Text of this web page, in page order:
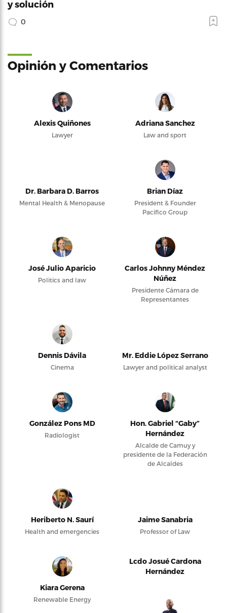
y solución
0
Opinión y Comentarios
Alexis Quiñones
Lawyer
Adriana Sanchez
Law and sport
Dr. Barbara D. Barros
Mental Health & Menopause
Brian Díaz
President & Founder
Pacifico Group
José Julio Aparicio
Politics and law
Carlos Johnny Méndez
Núñez
Presidente Cámara de
Representantes
Dennis Dávila
Cinema
Mr. Eddie López Serrano
Lawyer and political analyst
González Pons MD
Radiologist
Hon. Gabriel “Gaby”
Hernández
Alcalde de Camuy y
presidente de la Federación
de Alcaldes
Heriberto N. Saurí
Health and emergencies
Jaime Sanabria
Professor of Law
Kiara Gerena
Renewable Energy
Lcdo Josué Cardona
Hernández